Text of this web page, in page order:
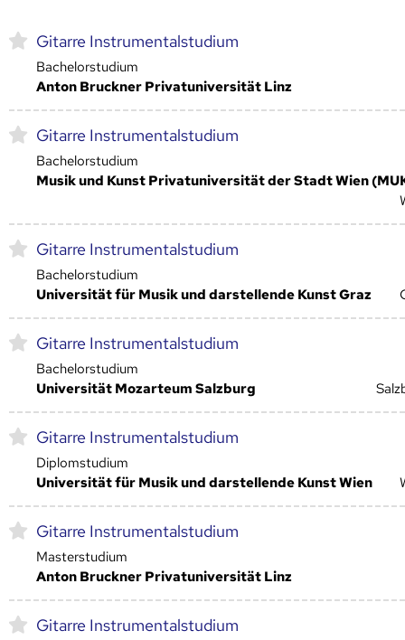
Gitarre Instrumentalstudium
Bachelorstudium
Anton Bruckner Privatuniversität Linz
Gitarre Instrumentalstudium
Bachelorstudium
Musik und Kunst Privatuniversität der Stadt Wien
Gitarre Instrumentalstudium
Bachelorstudium
Universität für Musik und darstellende Kunst Graz
Gitarre Instrumentalstudium
Bachelorstudium
Universität Mozarteum Salzburg
Gitarre Instrumentalstudium
Diplomstudium
Universität für Musik und darstellende Kunst Wien
Gitarre Instrumentalstudium
Masterstudium
Anton Bruckner Privatuniversität Linz
Gitarre Instrumentalstudium